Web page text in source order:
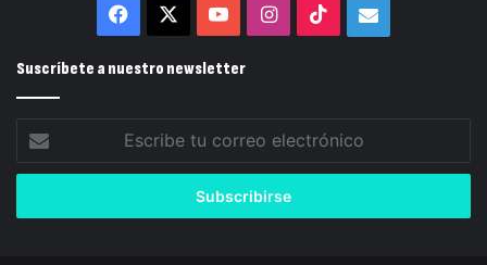
Facebook YouTubeInstagram
TikTokCorreo
Suscríbete a nuestro newsletter
correo